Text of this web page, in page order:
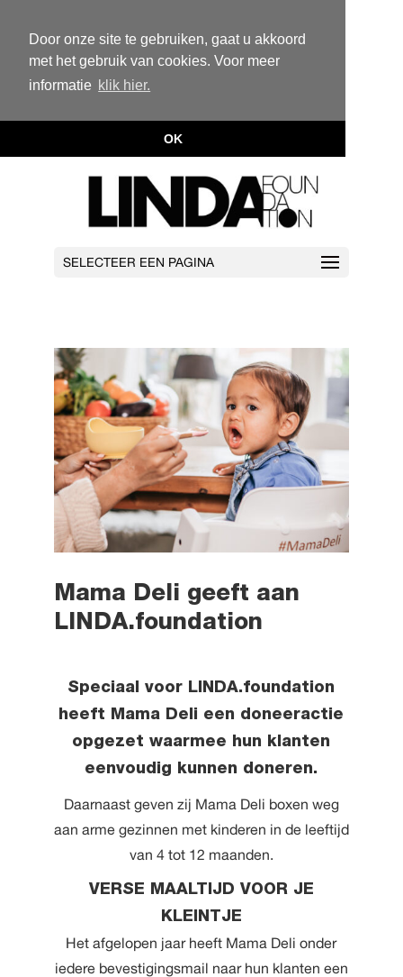
Door onze site te gebruiken, gaat u akkoord
met het gebruik van cookies. Voor meer
informatie klik hier.
OK
SELECTEER EEN PAGINA
Mama Deli geeft aan
LINDA.foundation
Speciaal voor LINDA.foundation
heeft Mama Deli een doneeractie
opgezet waarmee hun klanten
eenvoudig kunnen doneren.
Daarnaast geven zij Mama Deli boxen weg
aan arme gezinnen met kinderen in de leeftijd
van 4 tot 12 maanden.
VERSE MAALTIJD VOOR JE
KLEINTJE
Het afgelopen jaar heeft Mama Deli onder
iedere bevestigingsmail naar hun klanten een